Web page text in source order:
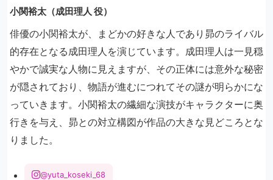
小関裕太（成田理人 役）
俳優の小関裕太が、まどかの好きな人であり昴のライバル
的存在となる成田理人を演じています。成田理人は一見穏
やかで誠実な人物に見えますが、その正体には意外な秘密
が隠されており、物語が進むにつれてその謎が明らかにな
っていきます。小関裕太の繊細な演技がキャラクターに奥
行きを与え、昴との対立構図が作品の大きな見どころとな
りました。
@yuta_koseki_68